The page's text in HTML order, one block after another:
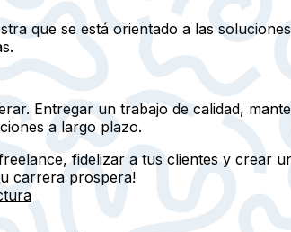
que se está orientado a las
Entregar un trabajo de calidad,
a largo plazo.
fidelizar a tus clientes y crear
carrera prospera!